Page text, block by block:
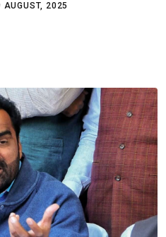
AUGUST, 2025